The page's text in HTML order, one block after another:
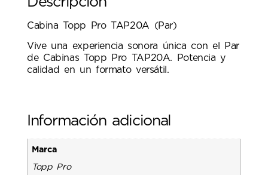
Cabina Topp Pro TAP20A (Par)
Vive una experiencia sonora única con el Par
de Cabinas Topp Pro TAP20A. Potencia y
calidad en un formato versátil.
Información adicional
Marca
Topp Pro